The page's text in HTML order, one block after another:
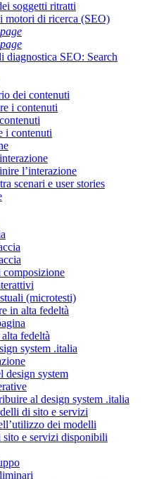
soggetti ritratti
motori di ricerca (SEO)
diagnostica SEO: Search
dei contenuti
i contenuti
i contenuti
l’interazione
scenari e user stories
(microtesti)
in alta fedeltà
fedeltà
system .italia
design system
al design system .italia
di sito e servizi
dei modelli
e servizi disponibili